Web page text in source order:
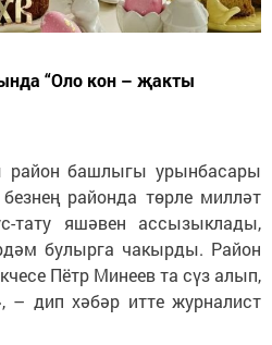
“Оло кон – җакты
район башлыгы урынбасары
районда төрле милләт
тату яшәвен ассызыклады,
булырга чакырды. Район
Пётр Минеев та сүз алып,
– дип хәбәр итте журналист